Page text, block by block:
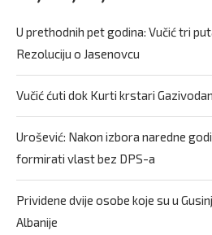
U prethodnih pet godina: Vučić tri
Rezoluciju o Jasenovcu
Vučić ćuti dok Kurti krstari
Urošević: Nakon izbora naredne
formirati vlast bez DPS-a
Prividene dvije osobe koje su u
Albanije